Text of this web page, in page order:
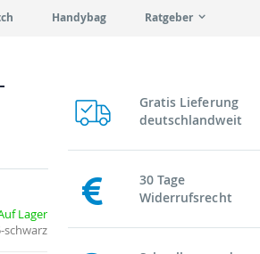
Handybag Ratgeber
Lager
schwarz
Gratis Lieferung
deutschlandweit
30 Tage
Widerrufsrecht